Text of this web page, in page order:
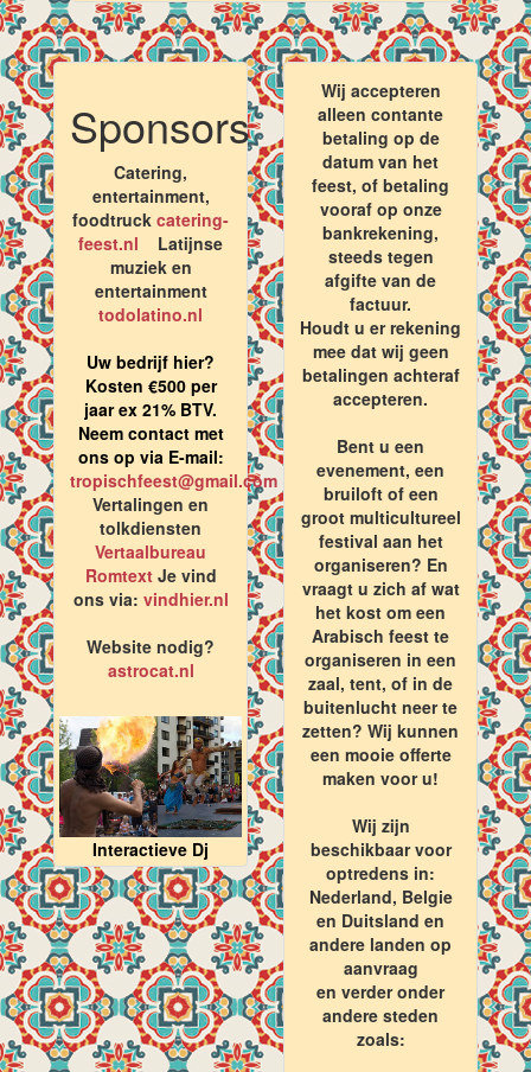
Sponsors
Catering,
entertainment,
foodtruck catering-
feest.nl Latijnse
muziek en
entertainment
todolatino.nl
Uw bedrijf hier?
Kosten €500 per
jaar ex 21% BTV.
Neem contact met
ons op via E-mail:
tropischfeest@gmail.com
Vertalingen en
tolkdiensten
Vertaalbureau
RomtextJe vind
ons via: vindhier.nl
Website nodig?
astrocat.nl
Interactieve Dj
Wij accepteren
alleen contante
betaling op de
datum van het
feest, of betaling
vooraf op onze
bankrekening,
steeds tegen
afgifte van de
factuur.
Houdt u er rekening
mee dat wij geen
betalingen achteraf
accepteren.
Bent u een
evenement, een
bruiloft of een
groot multicultureel
festival aan het
organiseren? En
vraagt u zich af wat
het kost om een
Arabisch feest te
organiseren in een
zaal, tent, of in de
buitenlucht neer te
zetten? Wij kunnen
een mooie offerte
maken voor u!
Wij zijn
beschikbaar voor
optredens in:
Nederland, Belgie
en Duitsland en
andere landen op
aanvraag
en verder onder
andere steden
zoals: